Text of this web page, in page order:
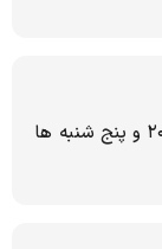
همه روزه بجز روز های تعطیل ۸ تا ۲۰ و پنج شنبه ها